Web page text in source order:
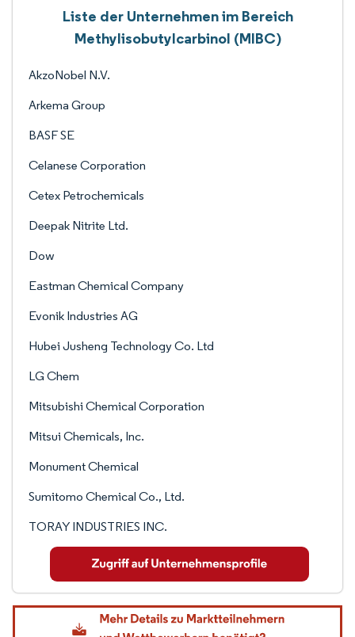
Liste der Unternehmen im Bereich
Methylisobutylcarbinol (MIBC)
AkzoNobel N.V.
Arkema Group
BASF SE
Celanese Corporation
Cetex Petrochemicals
Deepak Nitrite Ltd.
Dow
Eastman Chemical Company
Evonik Industries AG
Hubei Jusheng Technology Co. Ltd
LG Chem
Mitsubishi Chemical Corporation
Mitsui Chemicals, Inc.
Monument Chemical
Sumitomo Chemical Co., Ltd.
TORAY INDUSTRIES INC.